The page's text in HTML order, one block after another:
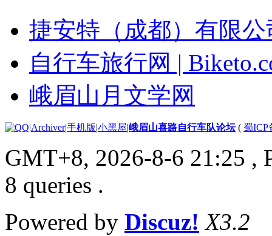
捷安特（成都）有限公
自行车旅行网 |
峨眉山月文学网
|Archiver|手机版|小黑屋|峨眉山喜路自行车队论坛( 蜀ICP
GMT+8, 2026-8-6 21:25 ,
8 queries .
Powered by Discuz! X3.2